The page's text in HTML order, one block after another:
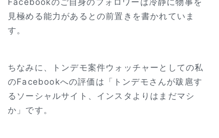
Facebookのご自身のフォロワーは冷静に物事を
見極める能力があるとの前置きを書かれていま
す。
ちなみに、トンデモ案件ウォッチャーとしての私
のFacebookへの評価は「トンデモさんが跋扈す
るソーシャルサイト、インスタよりはまだマシ
か」です。